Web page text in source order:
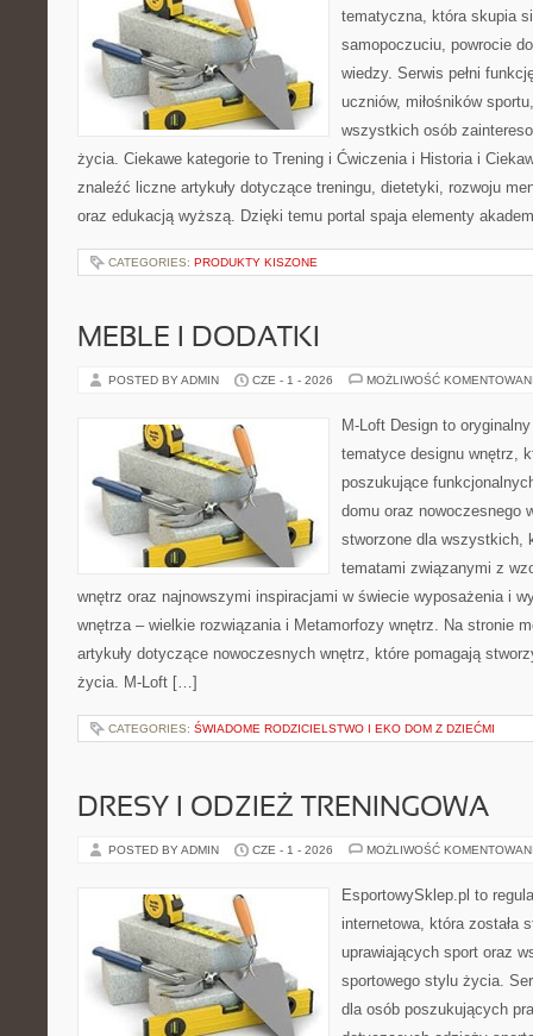
tematyczna, która skupia
samopoczuciu, powrocie
wiedzy. Serwis pełni
uczniów, miłośników
wszystkich osób
życia. Ciekawe kategorie to Trening i Ćwiczenia i Historia i
znaleźć liczne artykuły dotyczące treningu, dietetyki, rozwoju
oraz edukacją wyższą. Dzięki temu portal spaja elementy
CATEGORIES: PRODUKTY KISZONE
MEBLE I DODATKI
POSTED BY ADMIN CZE - 1 - 2026 MOŻLIWOŚĆ
M-Loft Design to
tematyce designu wnętrz,
poszukujące
domu oraz nowoczesnego
stworzone dla wszystkich,
tematami związanymi z
wnętrz oraz najnowszymi inspiracjami w świecie wyposażenia i
wnętrza – wielkie rozwiązania i Metamorfozy wnętrz. Na stronie
artykuły dotyczące nowoczesnych wnętrz, które pomagają
życia. M-Loft […]
CATEGORIES: ŚWIADOME RODZICIELSTWO I EKO DOM Z DZIEĆMI
DRESY I ODZIEŻ TRENINGOWA
POSTED BY ADMIN CZE - 1 - 2026 MOŻLIWOŚĆ
EsportowySklep.pl to
internetowa, która została
uprawiających sport oraz
sportowego stylu życia.
dla osób poszukujących